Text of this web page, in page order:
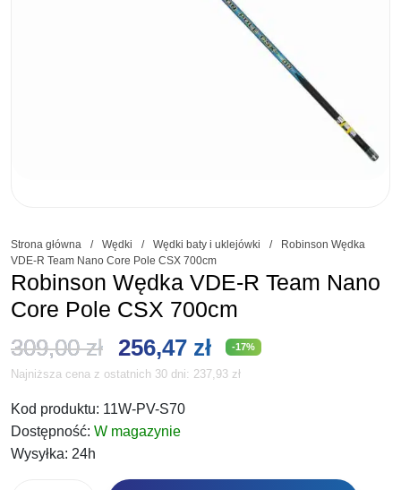
Strona główna / Wędki / Wędki baty i uklejówki /
Robinson Wędka
VDE-R Team Nano Core Pole CSX 700cm
Robinson Wędka VDE-R Team Nano
Core Pole CSX 700cm
309,00zł Pierwotna
cena
wynosiła:
256,47 złAktualna
cena
-17%
Najniższa cena z ostatnich 30 dni: 237,93 zł
Kod produktu: 11W-PV-S70
Dostępność: W magazynie
Wysyłka: 24h